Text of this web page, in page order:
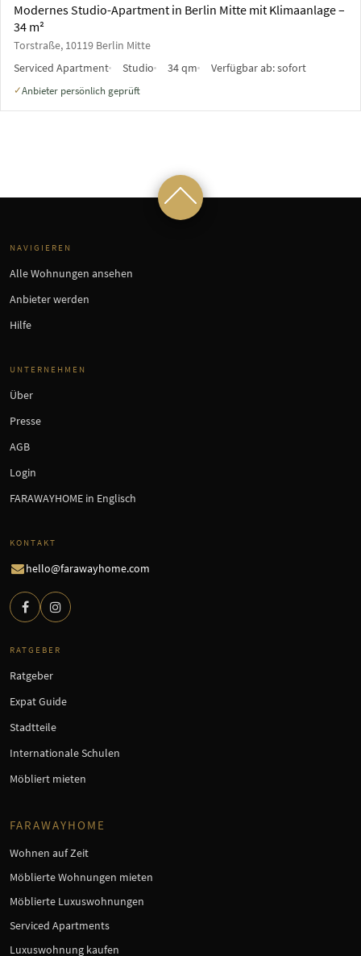
Modernes Studio-Apartment in Berlin Mitte mit Klimaanlage –
34 m²
Torstraße, 10119 Berlin Mitte
Serviced Apartment
Studio 34 qm Verfügbar ab:sofort
✓Anbieter persönlich geprüft
NAVIGIEREN
Alle Wohnungen ansehen
Anbieter werden
Hilfe
UNTERNEHMEN
Über
Presse
AGB
Login
FARAWAYHOME in Englisch
KONTAKT
hello@farawayhome.com
RATGEBER
Ratgeber
Expat Guide
Stadtteile
Internationale Schulen
Möbliert mieten
FARAWAYHOME
Wohnen auf Zeit
Möblierte Wohnungen mieten
Möblierte Luxuswohnungen
Serviced Apartments
Luxuswohnung kaufen